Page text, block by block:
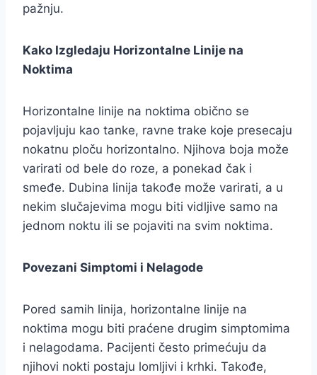
pažnju.
Kako Izgledaju Horizontalne Linije na
Noktima
Horizontalne linije na noktima obično se
pojavljuju kao tanke, ravne trake koje presecaju
nokatnu ploču horizontalno. Njihova boja može
varirati od bele do roze, a ponekad čak i
smeđe. Dubina linija takođe može varirati, a u
nekim slučajevima mogu biti vidljive samo na
jednom noktu ili se pojaviti na svim noktima.
Povezani Simptomi i Nelagode
Pored samih linija, horizontalne linije na
noktima mogu biti praćene drugim simptomima
i nelagodama. Pacijenti često primećuju da
njihovi nokti postaju lomljivi i krhki. Takođe,